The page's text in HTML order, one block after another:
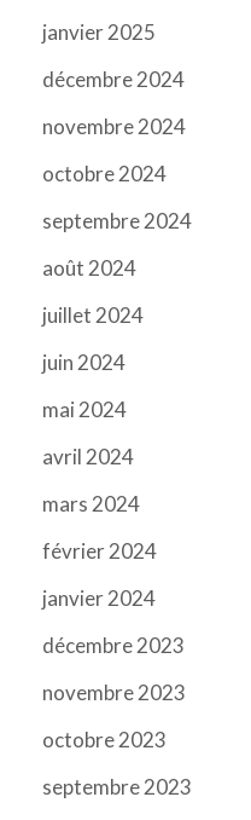
janvier 2025
décembre 2024
novembre 2024
octobre 2024
septembre 2024
août 2024
juillet 2024
juin 2024
mai 2024
avril 2024
mars 2024
février 2024
janvier 2024
décembre 2023
novembre 2023
octobre 2023
septembre 2023